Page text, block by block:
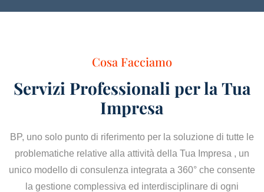
Cosa Facciamo
Servizi Professionali per la Tua
Impresa
BP, uno solo punto di riferimento per la soluzione di tutte le
problematiche relative alla attività della Tua Impresa , un
unico modello di consulenza integrata a 360° che consente
la gestione complessiva ed interdisciplinare di ogni